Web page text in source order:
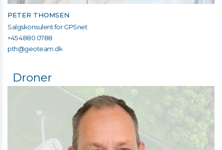
PETER THOMSEN
Salgskonsulent for GPSnet
+45 4880 0788
pth@geoteam.dk
Droner